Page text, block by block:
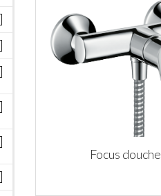
Focus douche